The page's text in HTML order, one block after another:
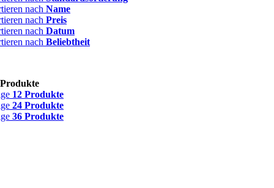
nach Name
nach Preis
nach Datum
nach Beliebtheit
12 Produkte
24 Produkte
36 Produkte